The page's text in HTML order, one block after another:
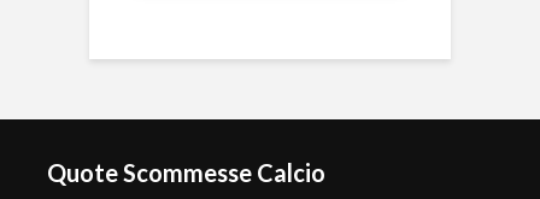
Quote Scommesse Calcio